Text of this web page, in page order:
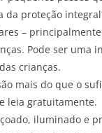
da proteção
–
Pode ser
crianças.
mais do que o
leia gratuitamente.
iluminado e